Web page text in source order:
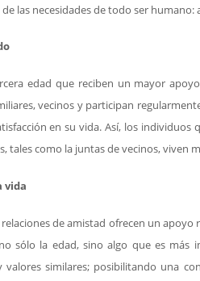
las necesidades de todo ser humano:
edad que reciben un mayor
vecinos y participan
en su vida. Así, los individuos
tales como la juntas de vecinos, viven
vida
relaciones de amistad ofrecen un
sólo la edad, sino algo que es más
valores similares; posibilitando una